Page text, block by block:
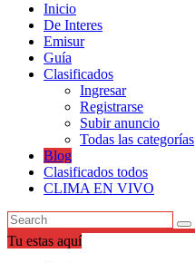
Inicio
De Interes
Emisur
Guía
Clasificados
Ingresar
Registrarse
Subir anuncio
Todas las categorías
Blog
Clasificados todos
CLIMA EN VIVO
Tu estas aquí